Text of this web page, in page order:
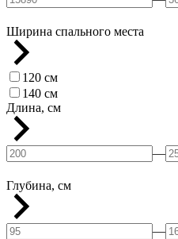
Ширина спального места
120 см
140 см
Длина, см
—
Глубина, см
—